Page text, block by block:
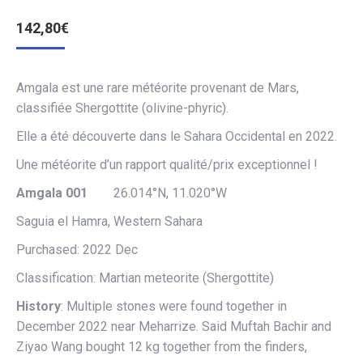
142,80€
Amgala est une rare météorite provenant de Mars,
classifiée Shergottite (olivine-phyric).
Elle a été découverte dans le Sahara Occidental en 2022.
Une météorite d’un rapport qualité/prix exceptionnel !
Amgala 001
26.014°N, 11.020°W
Saguia el Hamra, Western Sahara
Purchased: 2022 Dec
Classification: Martian meteorite (Shergottite)
History: Multiple stones were found together in
December 2022 near Meharrize. Said Muftah Bachir and
Ziyao Wang bought 12 kg together from the finders,